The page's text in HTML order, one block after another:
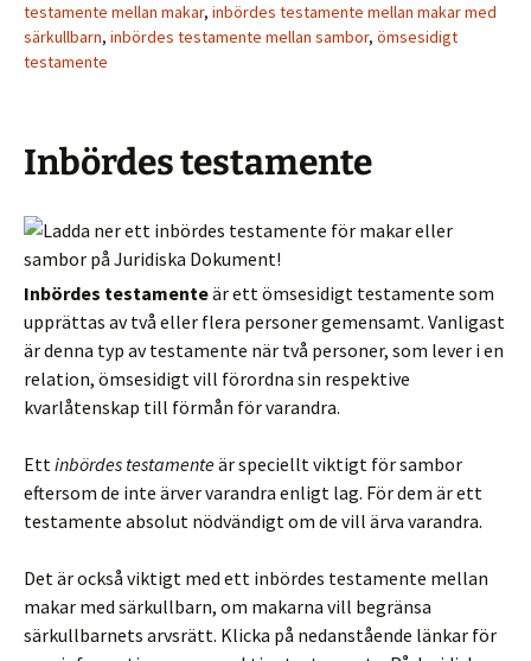
testamente mellan makar, inbördes testamente mellan makar med
särkullbarn, inbördes testamente mellan sambor, ömsesidigt
testamente
Inbördes testamente
Inbördes testamenteär ett ömsesidigt testamente som
upprättas av två eller flera personer gemensamt. Vanligast
är denna typ av testamente när två personer, som lever i en
relation, ömsesidigt vill förordna sin respektive
kvarlåtenskap till förmån för varandra.
Ettinbördes testamenteär speciellt viktigt för sambor
eftersom de inte ärver varandra enligt lag. För dem är ett
testamente absolut nödvändigt om de vill ärva varandra.
Det är också viktigt med ett inbördes testamente mellan
makar med särkullbarn, om makarna vill begränsa
särkullbarnets arvsrätt. Klicka på nedanstående länkar för